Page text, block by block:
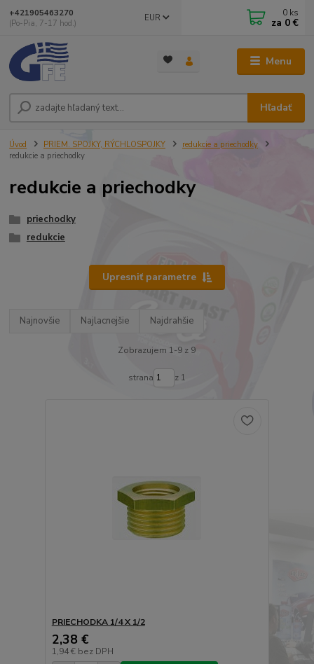
Menu
EUR
Hľadať
+421905463270
(Po-Pia, 7-17 hod.)
0 ks
za 0 €
Úvod PRIEM. SPOJKY, RÝCHLOSPOJKY
redukcie a priechodky
redukcie a priechodky
redukcie a priechodky
priechodky
redukcie
Upresniť parametre
Najnovšie Najlacnejšie Najdrahšie
Zobrazujem 1-9 z 9
strana z 1
PRIECHODKA 1/4 X 1/2
2,38 €
1,94 € bez DPH